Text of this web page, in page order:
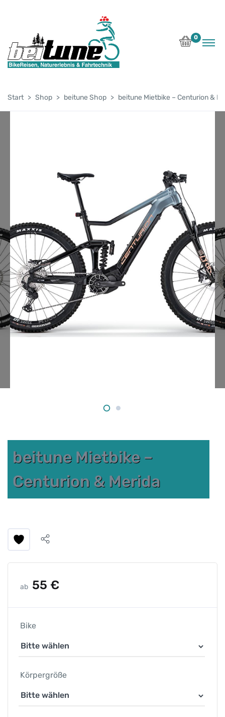
0
Start Shop beitune Shop beitune Mietbike – Centurion &
beitune Mietbike –
Centurion & Merida
ab 55 €
Bike
Körpergröße